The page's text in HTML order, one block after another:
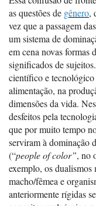
as questões de gênero,
vez que a passagem
um sistema de
em cena novas formas
significados de
científico e tecnológico
alimentação, na
dimensões da vida.
desfeitos pela
que por muito tempo
serviram à dominação
(“people of color”, no
exemplo, os dualismos
macho/fêmea e
anteriormente rígidas